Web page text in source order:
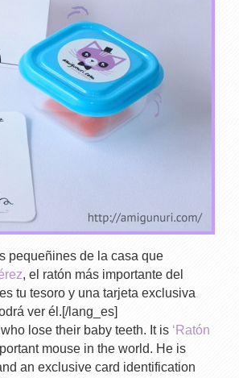
pequeñines de la casa que
, el ratón más importante del
tu tesoro y una tarjeta exclusiva
ver él.[/lang_es]
lose their baby teeth. It is ‘Ratón
mouse in the world. He is
an exclusive card identification